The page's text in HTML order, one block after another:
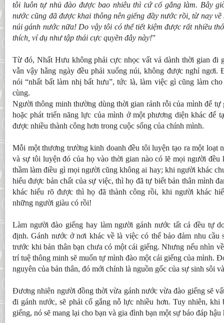
tôi luôn tự nhủ đào được bao nhiêu thì cứ cố gắng làm. Bây
nước cũng đã được khai thông nên giếng đầy nước rồi, từ nay
núi gánh nước nữa! Do vậy tôi có thể tiết kiệm được rất nhiều
thích, ví dụ như tập thái cực quyền đây này!”
Từ đó, Nhất Hưu không phải cực nhọc vất vả dành thời gian đi
vẫn vậy hằng ngày đều phải xuống núi, không được nghỉ ngơi.
nói “nhất bất làm nhị bất hưu”, tức là, làm việc gì cũng làm
cùng.
Người thông minh thường dùng thời gian rảnh rỗi của mình để tự
hoặc phát triển năng lực của mình ở một phương diện khác để
được nhiều thành công hơn trong cuộc sống của chính mình.
Mỗi một thương trường kinh doanh đều tôi luyện tạo ra một loạt
và sự tôi luyện đó của họ vào thời gian nào có lẽ mọi người đều
thầm làm điều gì mọi người cũng không ai hay; khi người khác
hiểu được bản chất của sự việc, thì họ đã tự biết bản thân mình
khác hiểu rõ được thì họ đã thành công rồi, khi người khác
những người giàu có rồi!
Làm người đào giếng hay làm người gánh nước tất cả đều tự
định. Gánh nước ở nơi khác về là việc có thể bảo đảm nhu cầu
trước khi bản thân bạn chưa có một cái giếng. Nhưng nếu nhìn
trí tuệ thông minh sẽ muốn tự mình đào một cái giếng của mình.
nguyên của bản thân, đó mới chính là nguồn gốc của sự sinh sôi
Đương nhiên người đồng thời vừa gánh nước vừa đào giếng sẽ
đi gánh nước, sẽ phải cố gắng nỗ lực nhiều hơn. Tuy nhiên, khi
giếng, nó sẽ mang lại cho bạn và gia đình bạn một sự báo đáp